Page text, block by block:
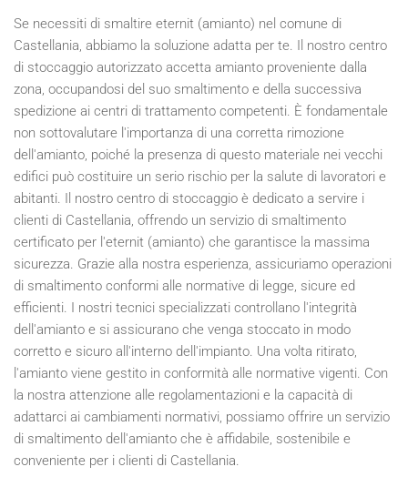
Se necessiti di smaltire eternit (amianto) nel comune di
Castellania, abbiamo la soluzione adatta per te. Il nostro centro
di stoccaggio autorizzato accetta amianto proveniente dalla
zona, occupandosi del suo smaltimento e della successiva
spedizione ai centri di trattamento competenti. È fondamentale
non sottovalutare l'importanza di una corretta rimozione
dell'amianto, poiché la presenza di questo materiale nei vecchi
edifici può costituire un serio rischio per la salute di lavoratori e
abitanti. Il nostro centro di stoccaggio è dedicato a servire i
clienti di Castellania, offrendo un servizio di smaltimento
certificato per l'eternit (amianto) che garantisce la massima
sicurezza. Grazie alla nostra esperienza, assicuriamo operazioni
di smaltimento conformi alle normative di legge, sicure ed
efficienti. I nostri tecnici specializzati controllano l'integrità
dell'amianto e si assicurano che venga stoccato in modo
corretto e sicuro all'interno dell'impianto. Una volta ritirato,
l'amianto viene gestito in conformità alle normative vigenti. Con
la nostra attenzione alle regolamentazioni e la capacità di
adattarci ai cambiamenti normativi, possiamo offrire un servizio
di smaltimento dell'amianto che è affidabile, sostenibile e
conveniente per i clienti di Castellania.